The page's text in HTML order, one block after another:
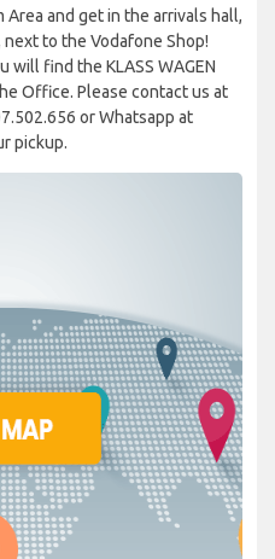
and get in the arrivals hall,
next to the Vodafone Shop!
will find the KLASS WAGEN
Office. Please contact us at
or Whatsapp at
pickup.